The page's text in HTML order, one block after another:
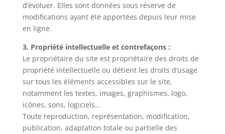
d’évoluer. Elles sont données sous réserve de
modifications ayant été apportées depuis leur mise
en ligne.
3. Propriété intellectuelle et contrefaçons :
Le propriétaire du site est propriétaire des droits de
propriété intellectuelle ou détient les droits d’usage
sur tous les éléments accessibles sur le site,
notamment les textes, images, graphismes, logo,
icônes, sons, logiciels…
Toute reproduction, représentation, modification,
publication, adaptation totale ou partielle des